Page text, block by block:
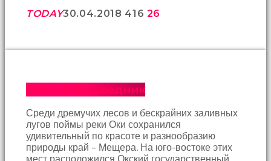
sözleşiyorlar
altyazılı
evine
annesinin
kıçına
bakmaktan
TODAY30.04.2018 416 26
Окский Заповедник
Среди дремучих лесов и бескрайних заливных
лугов поймы реки Оки сохранился
удивительный по красоте и разнообразию
природы край – Мещера. На юго-востоке этих